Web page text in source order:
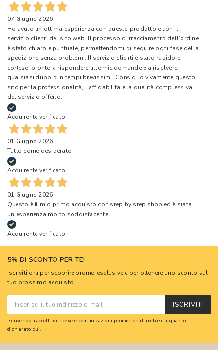
07 Giugno 2026
Ho avuto un’ottima esperienza con questo prodotto e con il
servizio clienti del sito web. Il processo di tracciamento dell’ordine
è stato chiaro e puntuale, permettendomi di seguire ogni fase della
spedizione senza problemi. Il servizio clienti è stato rapido e
cortese, pronto a rispondere alle mie domande e a risolvere
qualsiasi dubbio in tempi brevissimi. Consiglio vivamente questo
sito per la professionalità, l’affidabilità e la qualità complessiva
del servizio offerto.
Acquirente verificato
01 Giugno 2026
Tutto come desiderato
Acquirente verificato
01 Giugno 2026
Questo è il mio primo acquisto con step by step shop ed è stata
un'esperienza molto soddisfacente
Acquirente verificato
5% DI SCONTO PER TE!
Iscriviti ora per scoprire promo esclusive e per ottenere uno sconto sul
tuo prossimo acquisto!
ISCRIVITI
Iscrivendoti accetti di ricevere comunicazioni promozionali in base a quanto
dichiarato qui.